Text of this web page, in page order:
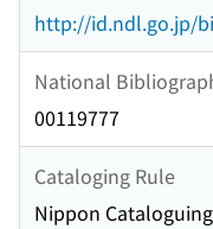
http://id.ndl.go.jp/
National
00119777
Cataloging Rule
Nippon